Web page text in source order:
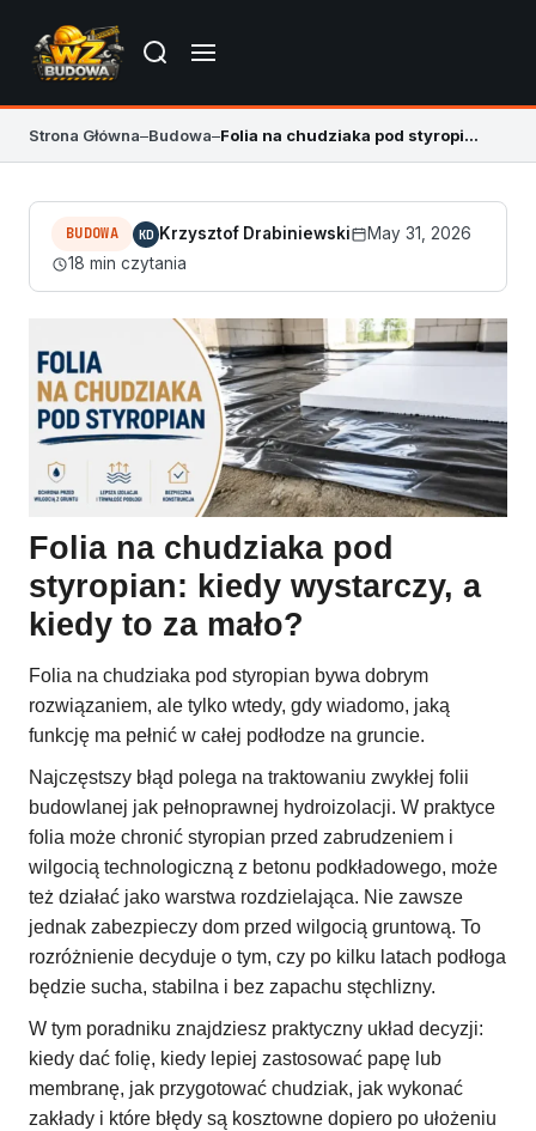
Strona Główna–Budowa– Folia na chudziaka pod styropian – poradnik
BUDOWA KD Krzysztof Drabiniewski
May 31, 2026
18 min czytania
Folia na chudziaka pod
styropian: kiedy wystarczy, a
kiedy to za mało?
Folia na chudziaka pod styropian bywa dobrym
rozwiązaniem, ale tylko wtedy, gdy wiadomo, jaką
funkcję ma pełnić w całej podłodze na gruncie.
Najczęstszy błąd polega na traktowaniu zwykłej folii
budowlanej jak pełnoprawnej hydroizolacji. W praktyce
folia może chronić styropian przed zabrudzeniem i
wilgocią technologiczną z betonu podkładowego, może
też działać jako warstwa rozdzielająca. Nie zawsze
jednak zabezpieczy dom przed wilgocią gruntową. To
rozróżnienie decyduje o tym, czy po kilku latach podłoga
będzie sucha, stabilna i bez zapachu stęchlizny.
W tym poradniku znajdziesz praktyczny układ decyzji:
kiedy dać folię, kiedy lepiej zastosować papę lub
membranę, jak przygotować chudziak, jak wykonać
zakłady i które błędy są kosztowne dopiero po ułożeniu